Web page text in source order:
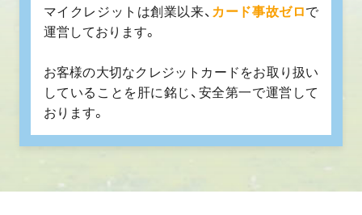
マイクレジットは創業以来、 カード事故ゼロで
運営しております。
お客様の大切なクレジットカードをお取り扱い
していることを肝に銘じ、安全第一で運営して
おります。